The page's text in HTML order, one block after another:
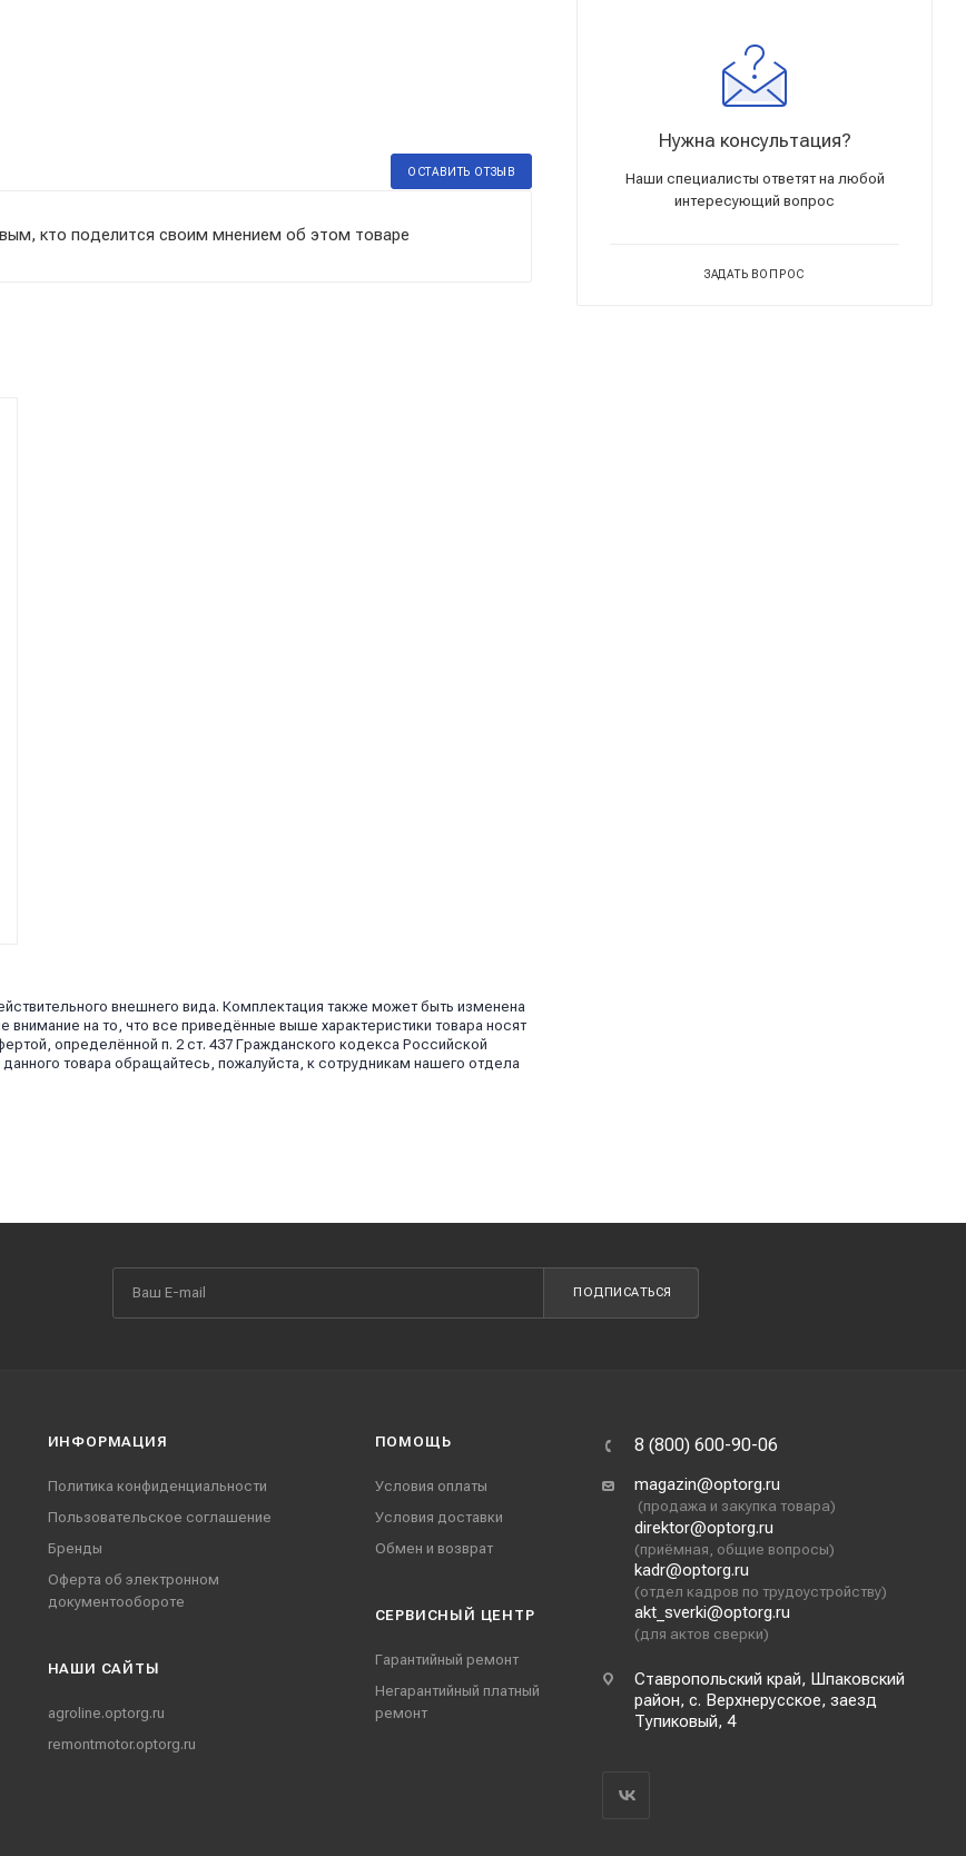
ОСТАВИТЬ ОТЗЫВ
кто поделится своим мнением об этом товаре
внешнего вида. Комплектация также может быть изменена
на то, что все приведённые выше характеристики товара носят
определённой п. 2 ст. 437 Гражданского кодекса Российской
товара обращайтесь, пожалуйста, к сотрудникам нашего отдела
Нужна консультация?
Наши специалисты ответят на любой
интересующий вопрос
ЗАДАТЬ ВОПРОС
ПОДПИСАТЬСЯ
ИНФОРМАЦИЯ
Политика конфиденциальности
Пользовательское соглашение
Бренды
Оферта об электронном
документообороте
НАШИ CАЙТЫ
agroline.optorg.ru
remontmotor.optorg.ru
ПОМОЩЬ
Условия оплаты
Условия доставки
Обмен и возврат
СЕРВИСНЫЙ ЦЕНТР
Гарантийный ремонт
Негарантийный платный
ремонт
8 (800) 600-90-06
magazin@optorg.ru
(продажа и закупка товара)
direktor@optorg.ru
(приёмная, общие вопросы)
kadr@optorg.ru
(отдел кадров по трудоустройству)
akt_sverki@optorg.ru
(для актов сверки)
Ставропольский край, Шпаковский
район, с. Верхнерусское, заезд
Тупиковый, 4